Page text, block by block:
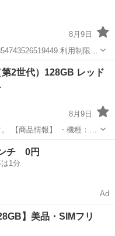
8月9日
利用制限〇
の後は ...
ンク
2世代）128GB レッド
8月9日
：
容量：128GB ・バージョ
ー） ・...
話/スマホ
チ 0円
1分
Ad
】美品・SIMフリ